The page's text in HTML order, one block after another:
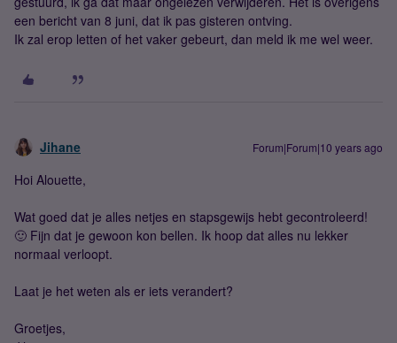
een bericht van 8 juni, dat ik pas gisteren ontving.
Ik zal erop letten of het vaker gebeurt, dan meld ik me wel weer.
Jihane Forum|Forum|10 years ago
Hoi Alouette,
Wat goed dat je alles netjes en stapsgewijs hebt gecontroleerd!
🙂 Fijn dat je gewoon kon bellen. Ik hoop dat alles nu lekker
normaal verloopt.
Laat je het weten als er iets verandert?
Groetjes,